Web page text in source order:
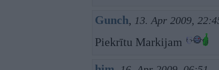
Gunch, 13. Apr 2009,
Piekrītu Markijam